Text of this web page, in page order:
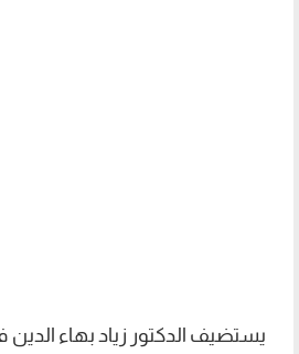
يستضيف الدكتور زياد بهاء